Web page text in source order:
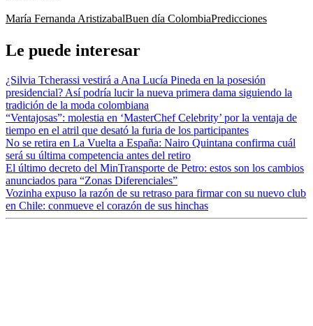
María Fernanda AristizabalBuen día ColombiaPredicciones
Le puede interesar
¿Silvia Tcherassi vestirá a Ana Lucía Pineda en la posesión
presidencial? Así podría lucir la nueva primera dama siguiendo la
tradición de la moda colombiana
“Ventajosas”: molestia en ‘MasterChef Celebrity’ por la ventaja de
tiempo en el atril que desató la furia de los participantes
No se retira en La Vuelta a España: Nairo Quintana confirma cuál
será su última competencia antes del retiro
El último decreto del MinTransporte de Petro: estos son los cambios
anunciados para “Zonas Diferenciales”
Vozinha expuso la razón de su retraso para firmar con su nuevo club
en Chile: conmueve el corazón de sus hinchas